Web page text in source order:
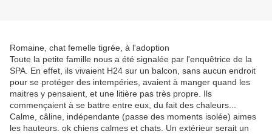
Romaine, chat femelle tigrée, à l'adoption
Toute la petite famille nous a été signalée par l'enquêtrice de la
SPA. En effet, ils vivaient H24 sur un balcon, sans aucun endroit
pour se protéger des intempéries, avaient à manger quand les
maitres y pensaient, et une litière pas très propre. Ils
commençaient à se battre entre eux, du fait des chaleurs...
Calme, câline, indépendante (passe des moments isolée) aimes
les hauteurs. ok chiens calmes et chats. Un extérieur serait un